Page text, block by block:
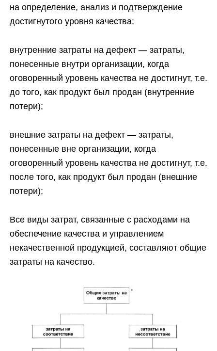
на определение, анализ и подтверждение
достигнутого уровня качества;
внутренние затраты на дефект — затраты,
понесенные внутри организации, когда
оговоренный уровень качества не достигнут, т.е.
до того, как продукт был продан (внутренние
потери);
внешние затраты на дефект — затраты,
понесенные вне организации, когда
оговоренный уровень качества не достигнут, т.е.
после того, как продукт был продан (внешние
потери);
Все виды затрат, связанные с расходами на
обеспечение качества и управлением
некачественной продукцией, составляют общие
затраты на качество.